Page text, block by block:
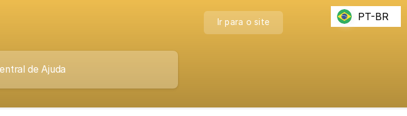
Ir para o site PT-BR